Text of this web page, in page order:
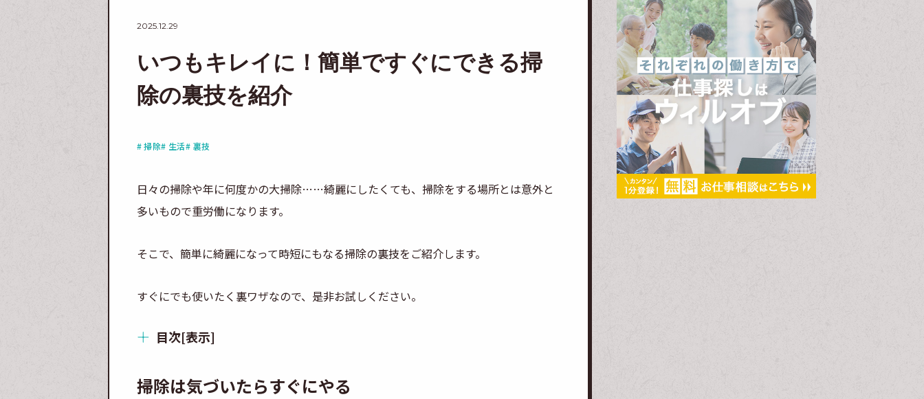
2025.12.29
いつもキレイに！簡単ですぐにできる掃
除の裏技を紹介
# 掃除# 生活# 裏技
日々の掃除や年に何度かの大掃除……綺麗にしたくても、掃除をする場所とは意外と
多いもので重労働になります。
そこで、簡単に綺麗になって時短にもなる掃除の裏技をご紹介します。
すぐにでも使いたく裏ワザなので、是非お試しください。
目次[表示]
掃除は気づいたらすぐにやる